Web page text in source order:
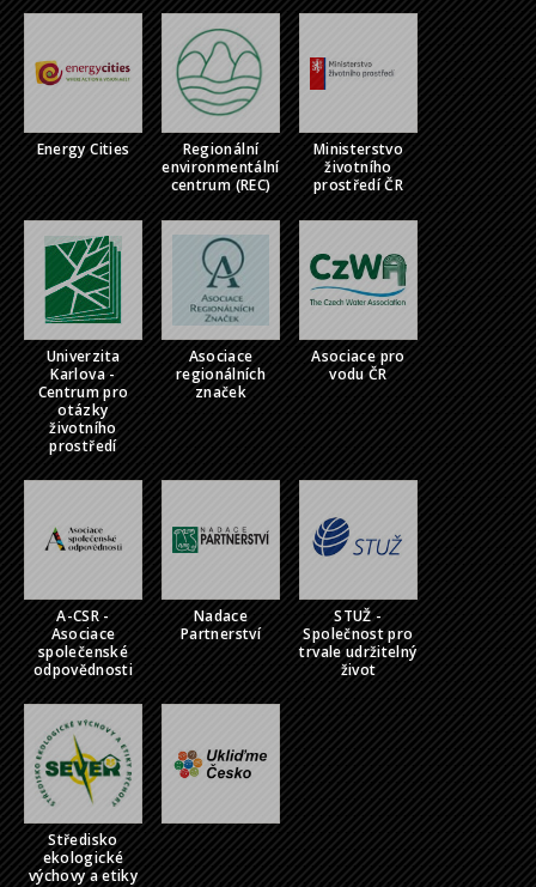
Energy Cities
Regionální
environmentální
centrum (REC)
Ministerstvo
životního
prostředí ČR
Univerzita
Karlova -
Centrum pro
otázky
životního
prostředí
Asociace
regionálních
značek
Asociace pro
vodu ČR
A-CSR -
Asociace
společenské
odpovědnosti
Nadace
Partnerství
STUŽ -
Společnost pro
trvale udržitelný
život
Středisko
ekologické
výchovy a etiky